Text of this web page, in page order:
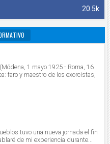
20.5k
1 mayo 1925 - Roma, 16
faro y maestro de los exorcistas,
tuvo una nueva jornada el fin
de mi experiencia durante...